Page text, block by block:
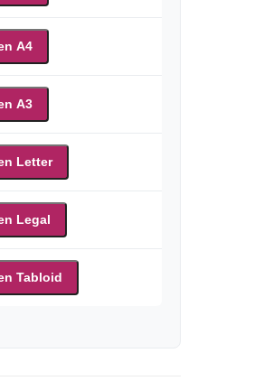
A4
A3
Letter
Legal
Tabloid